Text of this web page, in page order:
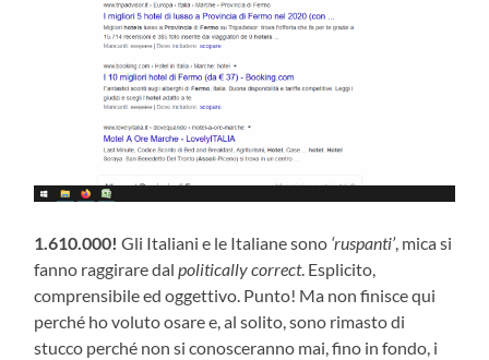
1.610.000! Gli Italiani e le Italiane sono ‘ruspanti’, mica si
fanno raggirare dalpolitically correct. Esplicito,
comprensibile ed oggettivo. Punto! Ma non finisce qui
perché ho voluto osare e, al solito, sono rimasto di
stucco perché non si conosceranno mai, fino in fondo, i